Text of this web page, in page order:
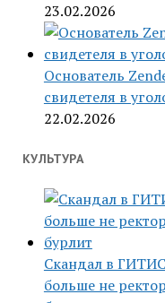
23.02.2026
Основатель
свидетеля в
22.02.2026
КУЛЬТУРА
Скандал в
больше не